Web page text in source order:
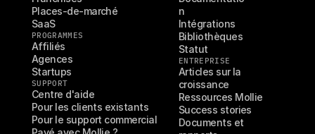
Places-de-marché
SaaS
PROGRAMMES
Affiliés
Agences
Startups
SUPPORT
Centre d'aide
Pour les clients existants
Pour le support commercial
n
Intégrations
Bibliothèques
Statut
ENTREPRISE
Articles sur la
croissance
Ressources Mollie
Success stories
Documents et